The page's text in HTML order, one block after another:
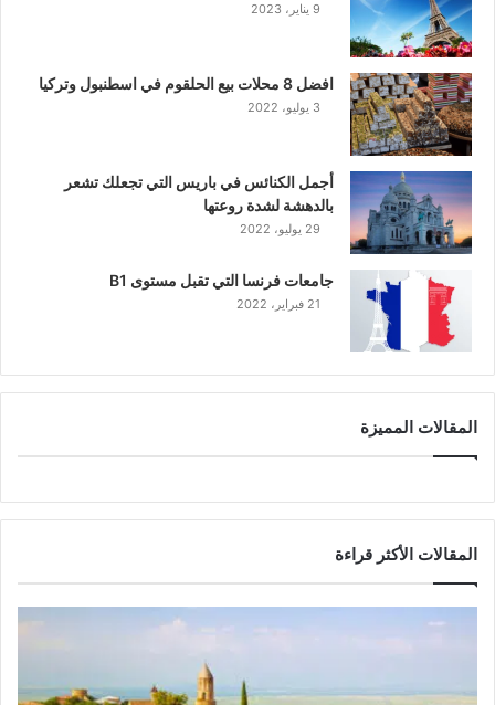
9 يناير، 2023
افضل 8 محلات بيع الحلقوم في اسطنبول وتركيا
3 يوليو، 2022
أجمل الكنائس في باريس التي تجعلك تشعر
بالدهشة لشدة روعتها
29 يوليو، 2022
جامعات فرنسا التي تقبل مستوى B1
21 فبراير، 2022
المقالات المميزة
المقالات الأكثر قراءة